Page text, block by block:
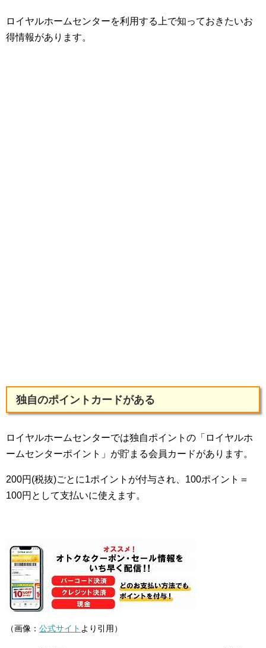
ロイヤルホームセンターを利用する上で知っておきたいお
得情報があります。
独自のポイントカードがある
ロイヤルホームセンターでは独自ポイントの「ロイヤルホ
ームセンターポイント」が貯まる会員カードがあります。
200円(税抜)ごとに1ポイントが付与され、100ポイント＝
100円として支払いに使えます。
（画像： 公式サイト より引用）